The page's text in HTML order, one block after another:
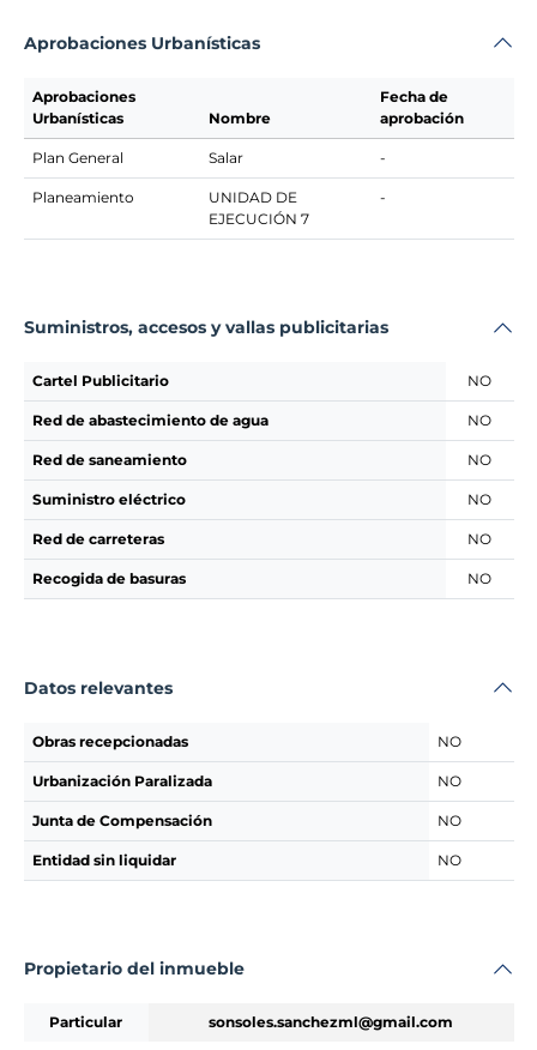
Aprobaciones Urbanísticas
Aprobaciones
Urbanísticas
Nombre
Fecha de
aprobación
Plan General Salar -
Planeamiento
UNIDAD DE
EJECUCIÓN 7
-
Suministros, accesos y vallas publicitarias
Cartel Publicitario NO
Red de abastecimiento de agua NO
Red de saneamiento NO
Suministro eléctrico NO
Red de carreteras NO
Recogida de basuras NO
Datos relevantes
Obras recepcionadas NO
Urbanización Paralizada NO
Junta de Compensación NO
Entidad sin liquidar NO
Propietario del inmueble
Particular sonsoles.sanchezml@gmail.com